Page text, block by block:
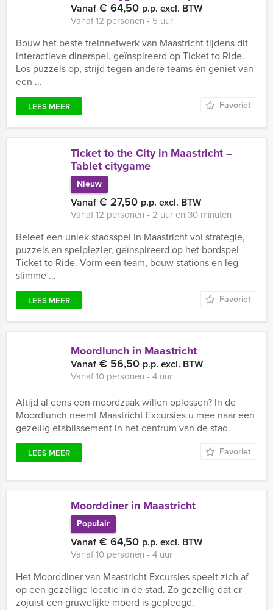
Vanaf€ 64,50 p.p. excl. BTW
Vanaf 12 personen ‐ 5 uur
Bouw het beste treinnetwerk van Maastricht tijdens dit
interactieve dinerspel, geïnspireerd op Ticket to Ride.
Los puzzels op, strijd tegen andere teams én geniet van
een ...
LEES MEER Favoriet
Ticket to the City in Maastricht –
Tablet citygame
Nieuw
Vanaf€ 27,50 p.p. excl. BTW
Vanaf 12 personen ‐ 2 uur en 30 minuten
Beleef een uniek stadsspel in Maastricht vol strategie,
puzzels en spelplezier, geïnspireerd op het bordspel
Ticket to Ride. Vorm een team, bouw stations en leg
slimme ...
LEES MEER Favoriet
Moordlunch in Maastricht
Vanaf€ 56,50 p.p. excl. BTW
Vanaf 10 personen ‐ 4 uur
Altijd al eens een moordzaak willen oplossen? In de
Moordlunch neemt Maastricht Excursies u mee naar een
gezellig etablissement in het centrum van de stad.
LEES MEER Favoriet
Moorddiner in Maastricht
Populair
Vanaf€ 64,50 p.p. excl. BTW
Vanaf 10 personen ‐ 4 uur
Het Moorddiner van Maastricht Excursies speelt zich af
op een gezellige locatie in de stad. Zo gezellig dat er
zojuist een gruwelijke moord is gepleegd.